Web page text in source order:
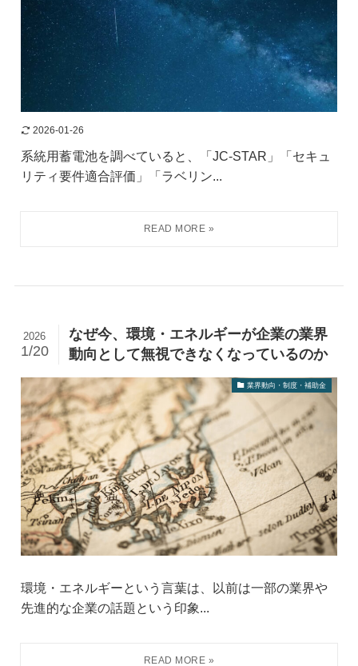
2026-01-26
系統用蓄電池を調べていると、「JC-STAR」「セキュ
リティ要件適合評価」「ラベリン...
なぜ今、環境・エネルギーが企業の業界
動向として無視できなくなっているのか
2026
1/20
業界動向・制度・補助金
環境・エネルギーという言葉は、以前は一部の業界や
先進的な企業の話題という印象...